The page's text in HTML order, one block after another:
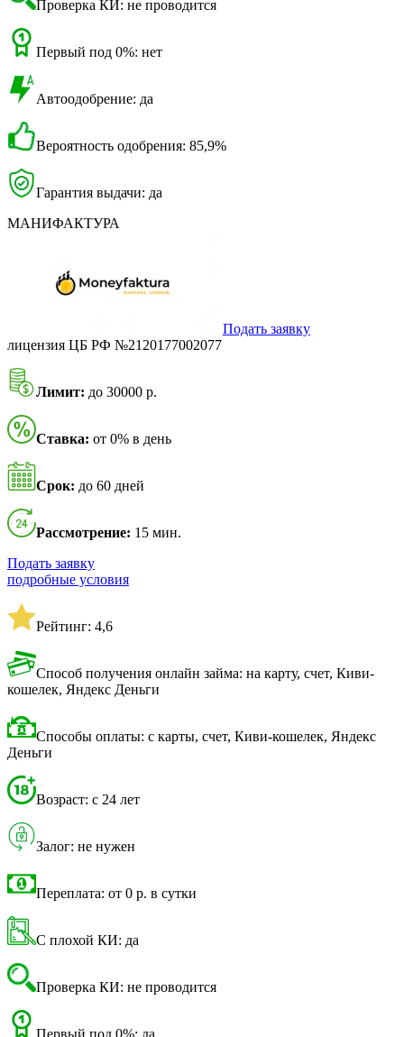
Проверка КИ: не проводится
Первый под 0%: нет
Автоодобрение: да
Вероятность одобрения: 85,9%
Гарантия выдачи: да
МАНИФАКТУРА
Подать заявку
лицензия ЦБ РФ №2120177002077
Лимит: до 30000 р.
Ставка: от 0% в день
Срок: до 60 дней
Рассмотрение: 15 мин.
Подать заявку
подробные условия
Рейтинг: 4,6
Способ получения онлайн займа: на карту, счет, Киви-
кошелек, Яндекс Деньги
Способы оплаты: с карты, счет, Киви-кошелек, Яндекс
Деньги
Возраст: с 24 лет
Залог: не нужен
Переплата: от 0 р. в сутки
С плохой КИ: да
Проверка КИ: не проводится